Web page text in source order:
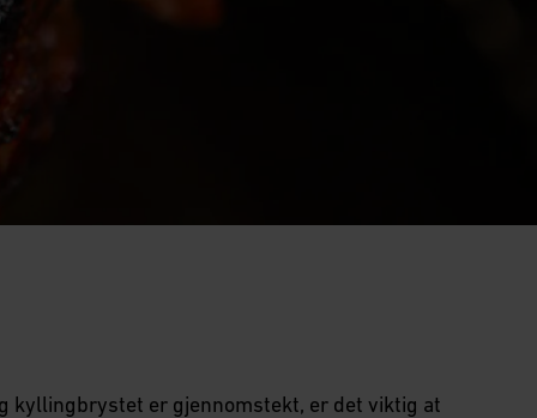
kyllingbrystet er gjennomstekt, er det viktig at